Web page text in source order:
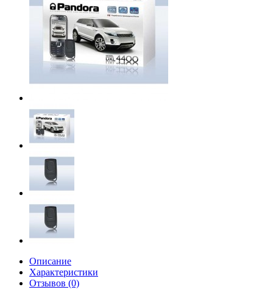
Описание
Характеристики
Отзывов (0)